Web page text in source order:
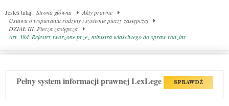
Jesteś tutaj: Strona główna
Akty prawne
Ustawa o wspieraniu rodziny i systemie pieczy zastępczej
DZIAŁ III. Piecza zastępcza
Art. 38d. Rejestry tworzone przez ministra właściwego do spraw rodziny
Pełny system informacji prawnej LexLege SPRAWDŹ